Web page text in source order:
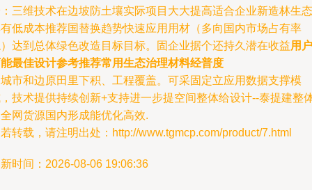
三维技术在边坡防土壤实际项目大大提高适合企业新造林生态
低成本推荐国替换趋势快速应用用材（多向国内市场占有率
达到总体绿色改造目标目标。固企业据个还持久潜在收益用户
最佳设计参考推荐常用生态治理材料经普度
市和边原田里下积、工程覆盖。可采固定立应用数据支撑模
技术提供持续创新+支持进一步提空间整体给设计--泰提建整
网货源国内形成能优化高效.
转载，请注明出处：http://www.tgmcp.com/product/7.html
时间：2026-08-06 19:06:36